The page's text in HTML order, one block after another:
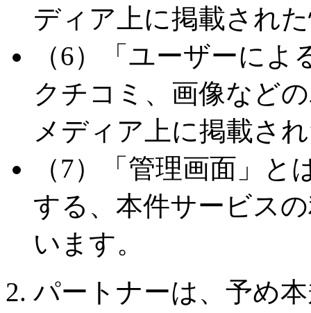
ディア上に掲載され
（6）「ユーザーに
クチコミ、画像など
メディア上に掲載さ
（7）「管理画面」
する、本件サービス
います。
2. パートナーは、予め